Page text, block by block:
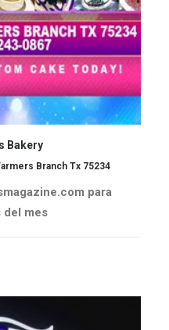
Bakery
Branch Tx 75234
para
del mes